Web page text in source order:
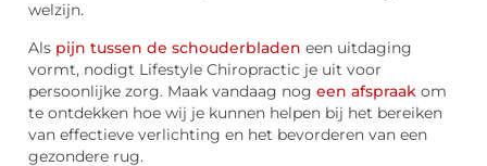
welzijn.
Als pijn tussen de schouderbladen een uitdaging
vormt, nodigt Lifestyle Chiropractic je uit voor
persoonlijke zorg. Maak vandaag nog een afspraak om
te ontdekken hoe wij je kunnen helpen bij het bereiken
van effectieve verlichting en het bevorderen van een
gezondere rug.